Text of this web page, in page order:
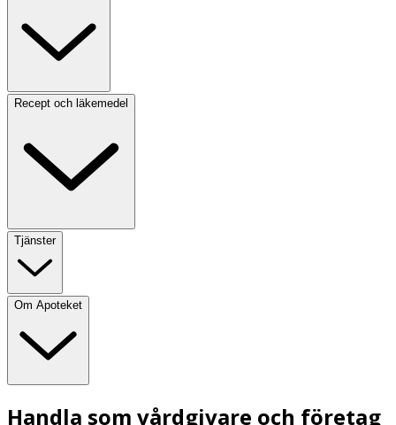
Recept och läkemedel
Tjänster
Om Apoteket
Handla som vårdgivare och företag